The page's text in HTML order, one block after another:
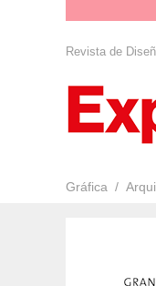
Revista de
Gráfica